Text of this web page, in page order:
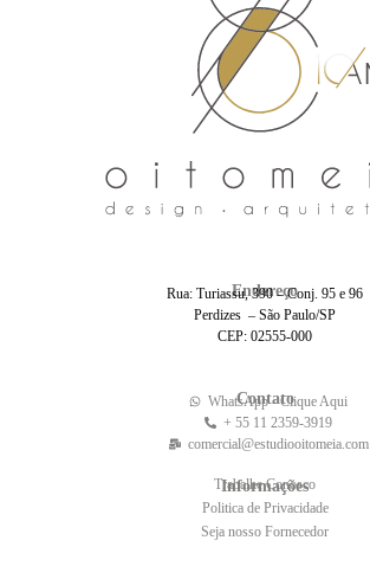
Endereço
Rua: Turiassu, 390 – Conj. 95 e 96
Perdizes – São Paulo/SP
CEP: 02555-000
Contato
WhatsApp - Clique Aqui
+ 55 11 2359-3919
comercial@estudiooitomeia.com
Informações
Trabalhe Conosco
Politica de Privacidade
Seja nosso Fornecedor